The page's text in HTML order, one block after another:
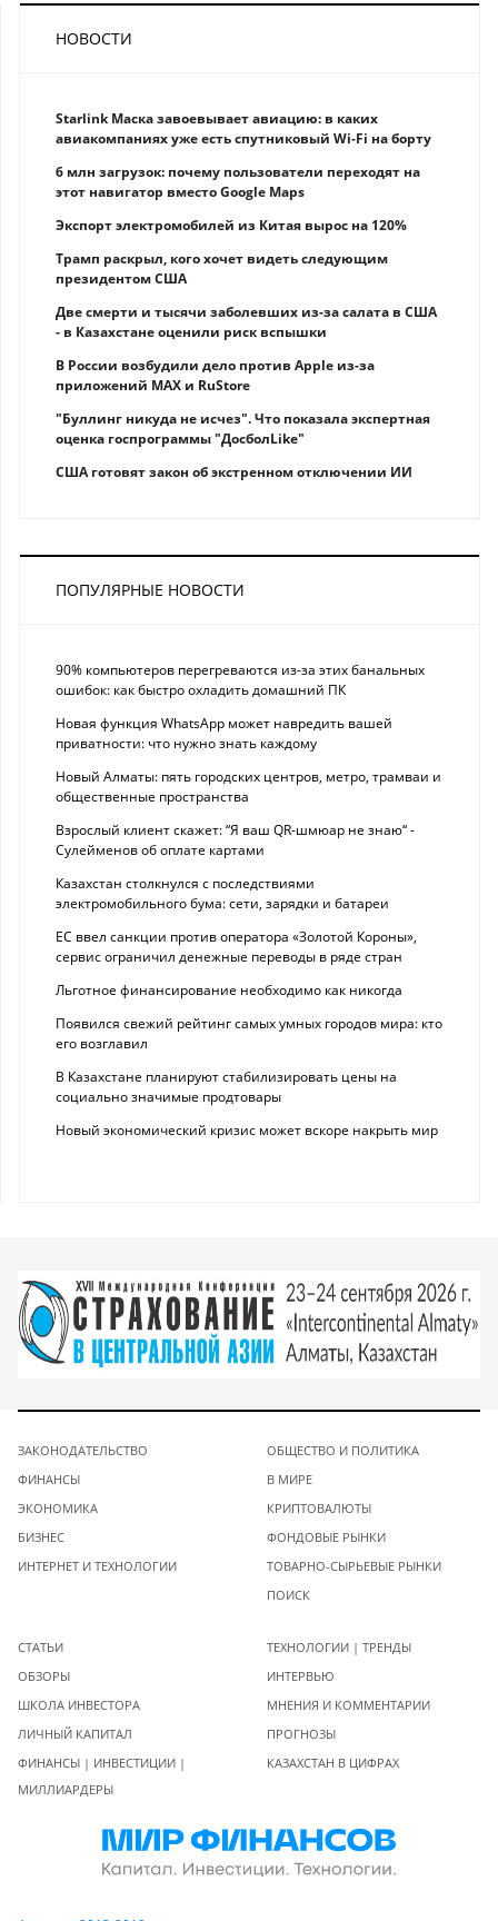
НОВОСТИ
Starlink Маска завоевывает авиацию: в каких
авиакомпаниях уже есть спутниковый Wi-Fi на борту
6 млн загрузок: почему пользователи переходят на
этот навигатор вместо Google Maps
Экспорт электромобилей из Китая вырос на 120%
Трамп раскрыл, кого хочет видеть следующим
президентом США
Две смерти и тысячи заболевших из-за салата в США
- в Казахстане оценили риск вспышки
В России возбудили дело против Apple из-за
приложений MAX и RuStore
"Буллинг никуда не исчез". Что показала экспертная
оценка госпрограммы "ДосболLike"
США готовят закон об экстренном отключении ИИ
ПОПУЛЯРНЫЕ НОВОСТИ
90% компьютеров перегреваются из-за этих банальных
ошибок: как быстро охладить домашний ПК
Новая функция WhatsApp может навредить вашей
приватности: что нужно знать каждому
Новый Алматы: пять городских центров, метро, трамваи и
общественные пространства
Взрослый клиент скажет: “Я ваш QR-шмюар не знаю“ -
Сулейменов об оплате картами
Казахстан столкнулся с последствиями
электромобильного бума: сети, зарядки и батареи
ЕС ввел санкции против оператора «Золотой Короны»,
сервис ограничил денежные переводы в ряде стран
Льготное финансирование необходимо как никогда
Появился свежий рейтинг самых умных городов мира: кто
его возглавил
В Казахстане планируют стабилизировать цены на
социально значимые продтовары
Новый экономический кризис может вскоре накрыть мир
ЗАКОНОДАТЕЛЬСТВО
ФИНАНСЫ
ЭКОНОМИКА
БИЗНЕС
ИНТЕРНЕТ И ТЕХНОЛОГИИ
ОБЩЕСТВО И ПОЛИТИКА
В МИРЕ
КРИПТОВАЛЮТЫ
ФОНДОВЫЕ РЫНКИ
ТОВАРНО-СЫРЬЕВЫЕ РЫНКИ
ПОИСК
СТАТЬИ
ОБЗОРЫ
ШКОЛА ИНВЕСТОРА
ЛИЧНЫЙ КАПИТАЛ
ФИНАНСЫ | ИНВЕСТИЦИИ |
МИЛЛИАРДЕРЫ
ТЕХНОЛОГИИ | ТРЕНДЫ
ИНТЕРВЬЮ
МНЕНИЯ И КОММЕНТАРИИ
ПРОГНОЗЫ
КАЗАХСТАН В ЦИФРАХ